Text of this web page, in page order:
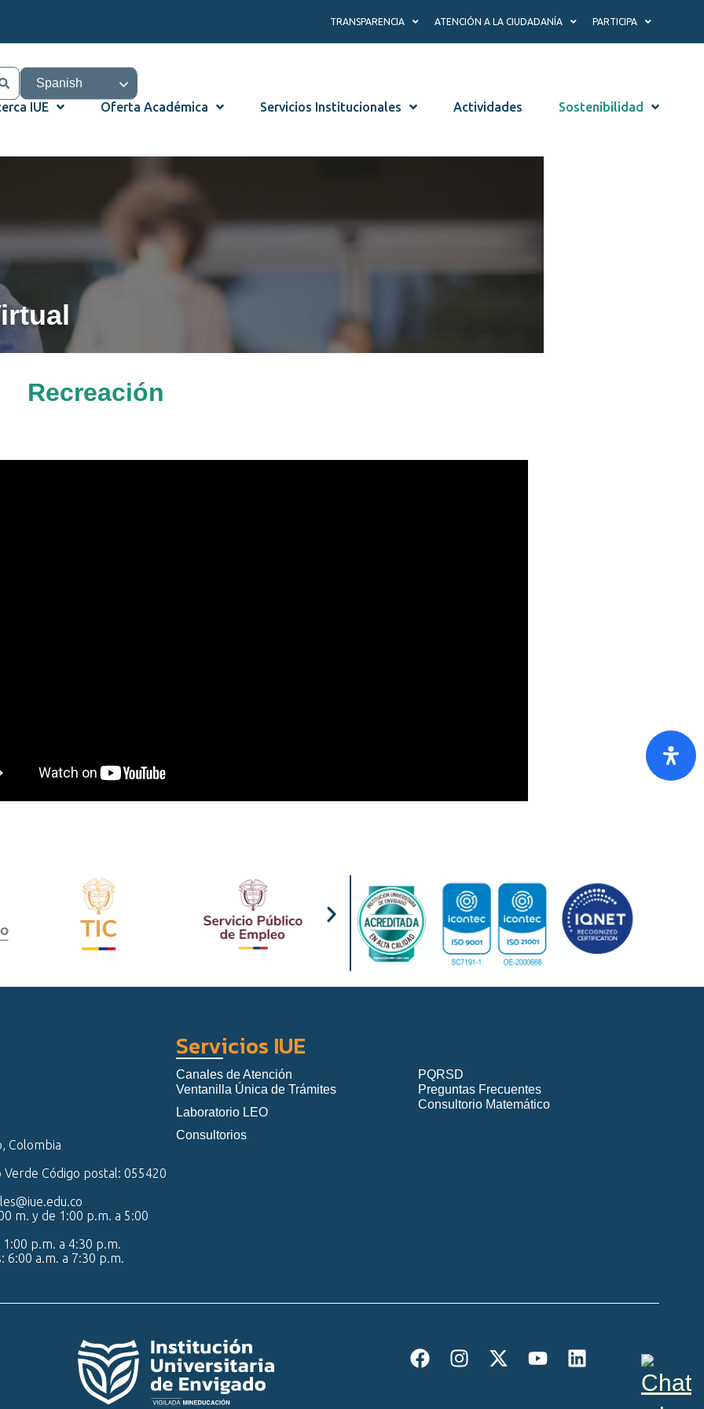
TRANSPARENCIA ATENCIÓN A LA CIUDADANÍA PARTICIPA
Spanish
IUE Oferta Académica Servicios Institucionales Actividades Sostenibilidad
Recreación
Colombia
Código postal: 055420
m. y de 1:00 p.m. a 5:00
p.m. a 4:30 p.m.
6:00 a.m. a 7:30 p.m.
Servicios IUE
Canales de Atención
Ventanilla Única de Trámites
Laboratorio LEO
Consultorios
PQRSD
Preguntas Frecuentes
Consultorio Matemático